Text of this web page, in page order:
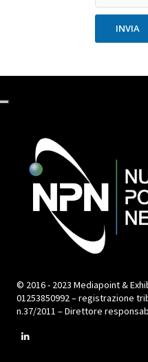
e
a
INVIA
© 2016 - 2023 Mediapoint &
01253850992 – registrazione
n.37/2011 – Direttore